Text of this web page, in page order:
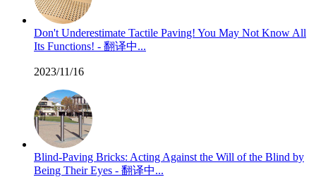
Don't Underestimate Tactile Paving! You May Not Know All
Its Functions! - 翻译中...
2023/11/16
Blind-Paving Bricks: Acting Against the Will of the Blind by
Being Their Eyes - 翻译中...